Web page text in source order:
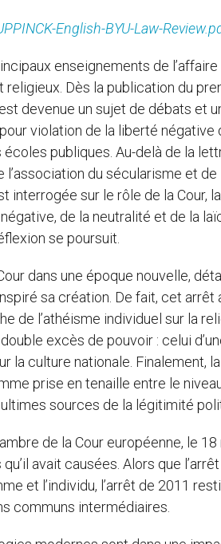
English-BYU-Law-
enseignements de
Dès la publication du
est devenue un sujet de débats et
violation de la liberté
publiques. Au-delà de la
du sécularisme et
interrogée sur le rôle de la Cour,
de la neutralité et de la
se poursuit.
dans une époque nouvelle,
sa création. De fait, cet
de l’athéisme individuel sur la
excès de pouvoir : celui
la culture nationale. Finalement,
prise en tenaille entre le
sources de la légitimité
de la Cour européenne, le
avait causées. Alors que
et l’individu, l’arrêt de 2011
communs intermédiaires.